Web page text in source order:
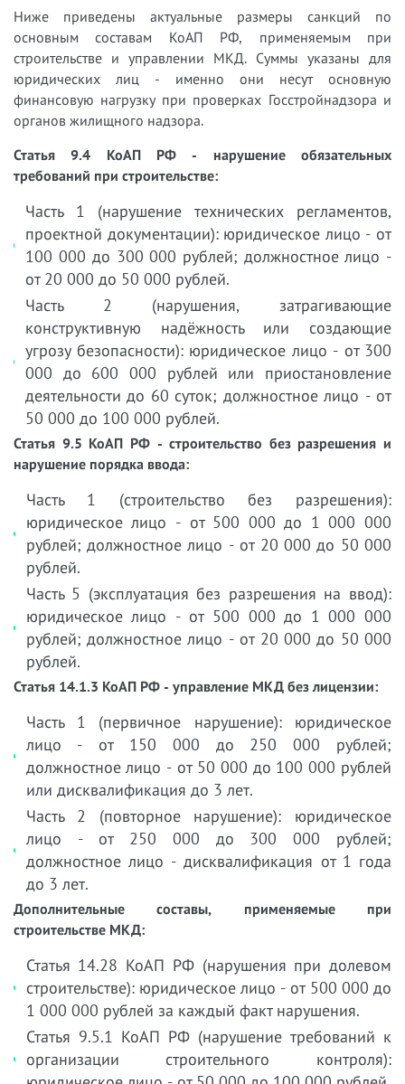
Ниже приведены актуальные размеры санкций по
основным составам КоАП РФ, применяемым при
строительстве и управлении МКД. Суммы указаны для
юридических лиц - именно они несут основную
финансовую нагрузку при проверках Госстройнадзора и
органов жилищного надзора.
Статья 9.4 КоАП РФ - нарушение обязательных
требований при строительстве:
Часть 1 (нарушение технических регламентов,
проектной документации): юридическое лицо - от
100 000 до 300 000 рублей; должностное лицо -
от 20 000 до 50 000 рублей.
Часть 2 (нарушения, затрагивающие
конструктивную надёжность или создающие
угрозу безопасности): юридическое лицо - от 300
000 до 600 000 рублей или приостановление
деятельности до 60 суток; должностное лицо - от
50 000 до 100 000 рублей.
Статья 9.5 КоАП РФ - строительство без разрешения и
нарушение порядка ввода:
Часть 1 (строительство без разрешения):
юридическое лицо - от 500 000 до 1 000 000
рублей; должностное лицо - от 20 000 до 50 000
рублей.
Часть 5 (эксплуатация без разрешения на ввод):
юридическое лицо - от 500 000 до 1 000 000
рублей; должностное лицо - от 20 000 до 50 000
рублей.
Статья 14.1.3 КоАП РФ - управление МКД без лицензии:
Часть 1 (первичное нарушение): юридическое
лицо - от 150 000 до 250 000 рублей;
должностное лицо - от 50 000 до 100 000 рублей
или дисквалификация до 3 лет.
Часть 2 (повторное нарушение): юридическое
лицо - от 250 000 до 300 000 рублей;
должностное лицо - дисквалификация от 1 года
до 3 лет.
Дополнительные составы, применяемые при
строительстве МКД:
Статья 14.28 КоАП РФ (нарушения при долевом
строительстве): юридическое лицо - от 500 000 до
1 000 000 рублей за каждый факт нарушения.
Статья 9.5.1 КоАП РФ (нарушение требований к
организации строительного контроля):